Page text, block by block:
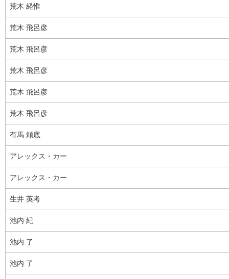
荒木 経惟
荒木 飛呂彦
荒木 飛呂彦
荒木 飛呂彦
荒木 飛呂彦
荒木 飛呂彦
有馬 頼底
アレックス・カー
アレックス・カー
生井 英考
池内 紀
池内 了
池内 了